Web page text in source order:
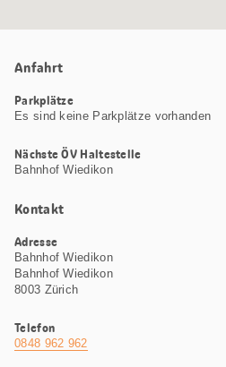
Anfahrt
Parkplätze
Es sind keine Parkplätze vorhanden
Nächste ÖV Haltestelle
Bahnhof Wiedikon
Kontakt
Adresse
Bahnhof Wiedikon
Bahnhof Wiedikon
8003 Zürich
Telefon
0848 962 962